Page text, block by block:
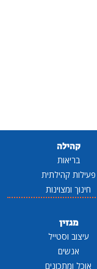
קהילה
בריאות
פעילות קהילתית
חינוך ומצוינות
מגזין
עיצוב וסטייל
אנשים
אוכל ומתכונים